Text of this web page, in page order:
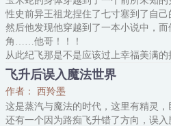
那个貌美如花的弓箭手精灵是亡灵法
药剂师是那条抓了他三个月的巨龙，一
性史前异王祖龙捏住了七寸塞到了自己
然后他发现他穿越到了一本小说中，
角……他哥！！！
从此纪飞那是不是应该过上幸福美满的
并不！他在变成人形后就遭到了饲主异
自闭的纪飞白只好自己开始冒险旅程
次，他发现他掉了一个蛋！
再然后就被异龙抓回去塞到鲜花窝里，
飞升后误入魔法世界
作者： 西羚墨
这是蒸汽与魔法的时代，这里有精灵，
还有一个因为路痴飞升错了方向，误